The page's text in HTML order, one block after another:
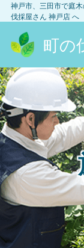
神戸市、三田市で庭
伐採屋さん 神戸店へ
町の